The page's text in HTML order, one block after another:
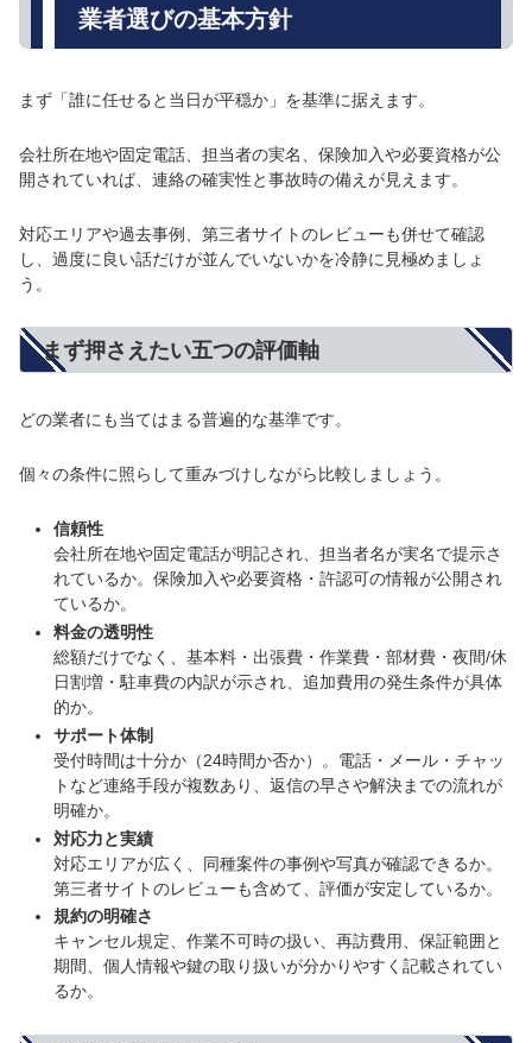
業者選びの基本方針
まず「誰に任せると当日が平穏か」を基準に据えます。
会社所在地や固定電話、担当者の実名、保険加入や必要資格が公
開されていれば、連絡の確実性と事故時の備えが見えます。
対応エリアや過去事例、第三者サイトのレビューも併せて確認
し、過度に良い話だけが並んでいないかを冷静に見極めましょ
う。
まず押さえたい五つの評価軸
どの業者にも当てはまる普遍的な基準です。
個々の条件に照らして重みづけしながら比較しましょう。
信頼性
会社所在地や固定電話が明記され、担当者名が実名で提示さ
れているか。保険加入や必要資格・許認可の情報が公開され
ているか。
料金の透明性
総額だけでなく、基本料・出張費・作業費・部材費・夜間/休
日割増・駐車費の内訳が示され、追加費用の発生条件が具体
的か。
サポート体制
受付時間は十分か（24時間か否か）。電話・メール・チャッ
トなど連絡手段が複数あり、返信の早さや解決までの流れが
明確か。
対応力と実績
対応エリアが広く、同種案件の事例や写真が確認できるか。
第三者サイトのレビューも含めて、評価が安定しているか。
規約の明確さ
キャンセル規定、作業不可時の扱い、再訪費用、保証範囲と
期間、個人情報や鍵の取り扱いが分かりやすく記載されてい
るか。